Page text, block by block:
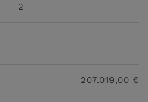
2
207.019,00 €